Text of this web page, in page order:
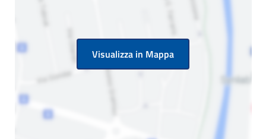
Visualizza in Mappa